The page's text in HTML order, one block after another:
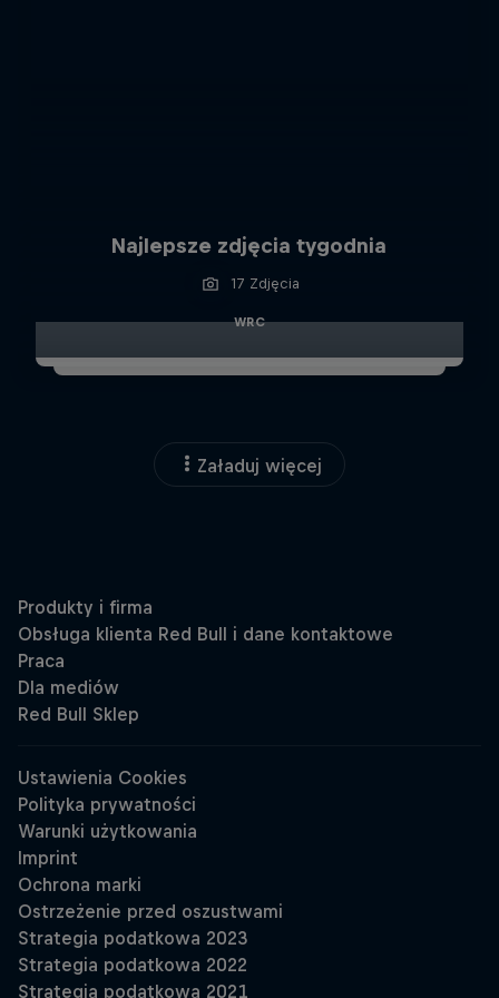
Najlepsze zdjęcia tygodnia
17 Zdjęcia
WRC
Załaduj więcej